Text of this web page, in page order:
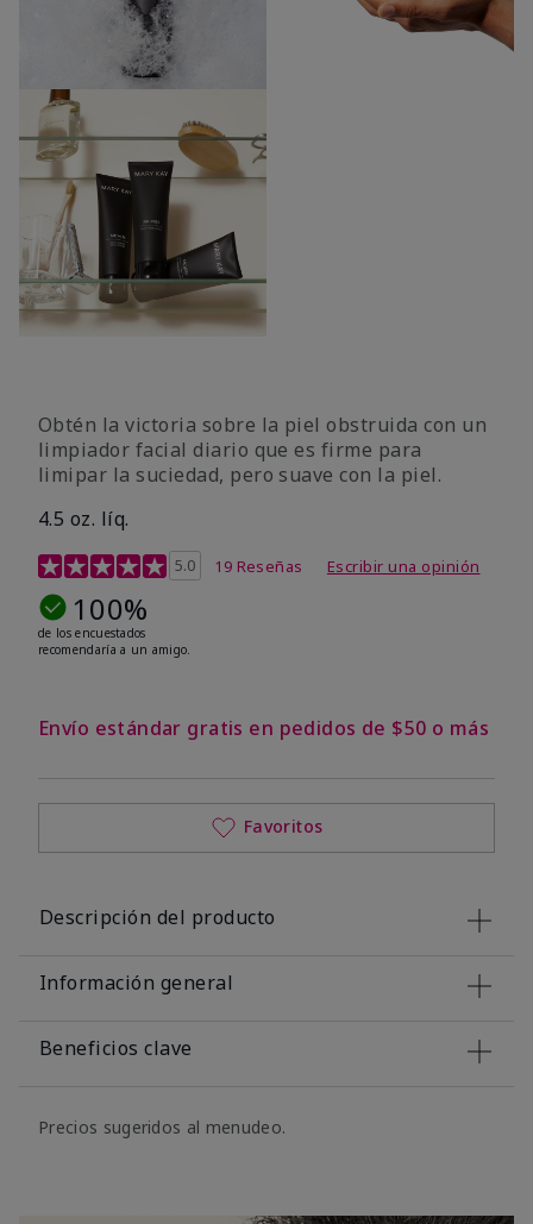
Obtén la victoria sobre la piel obstruida con un
limpiador facial diario que es firme para
limipar la suciedad, pero suave con la piel.
4.5 oz. líq.
Calificación de clientes de 5 de 5
5.0 19 Reseñas Escribir una opinión
100%
de los encuestados
recomendaría a un amigo.
Envío estándar gratis en pedidos de $50 o más
Favoritos
Descripción del producto
Información general
Beneficios clave
Precios sugeridos al menudeo.